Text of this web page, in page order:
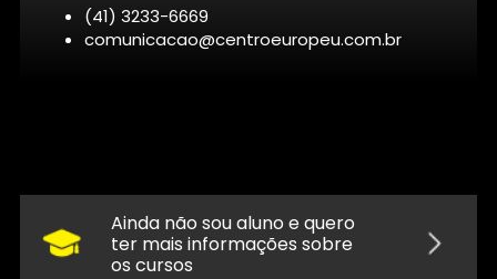
(41) 3233-6669
comunicacao@centroeuropeu.com.br
Ainda não sou aluno e quero
ter mais informações sobre
os cursos